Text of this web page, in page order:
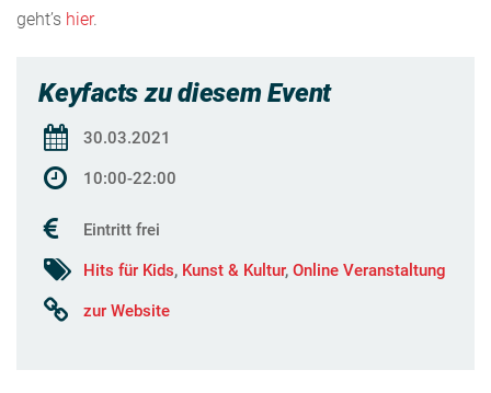
geht’s hier.
Keyfacts zu diesem Event
30.03.2021
10:00-22:00
Eintritt frei
Hits für Kids, Kunst & Kultur, Online Veranstaltung
zur Website